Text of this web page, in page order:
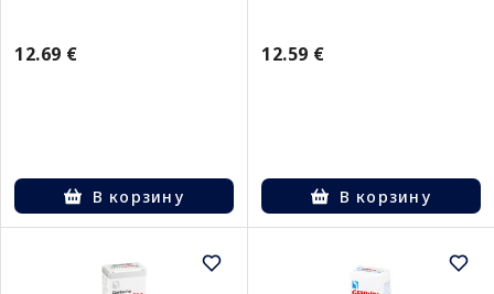
12.69 €
В корзину
12.59 €
В корзину